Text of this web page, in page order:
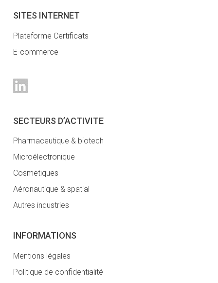
SITES INTERNET
Plateforme Certificats
E-commerce
SECTEURS D’ACTIVITE
Pharmaceutique & biotech
Microélectronique
Cosmetiques
Aéronautique & spatial
Autres industries
INFORMATIONS
Mentions légales
Politique de confidentialité